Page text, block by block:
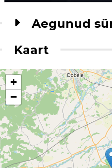
Aegunud
Kaart
+
−